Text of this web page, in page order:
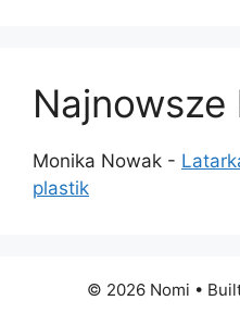
Monika Nowak -
plastik
© 2026 Nomi •